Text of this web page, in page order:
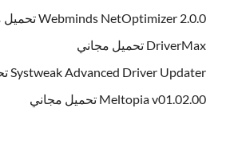
Webminds NetOptimizer 2.0.0 تحميل مجاني
DriverMax تحميل مجاني
Systweak Advanced Driver Updater تحميل مجاني
Meltopia v01.02.00 تحميل مجاني